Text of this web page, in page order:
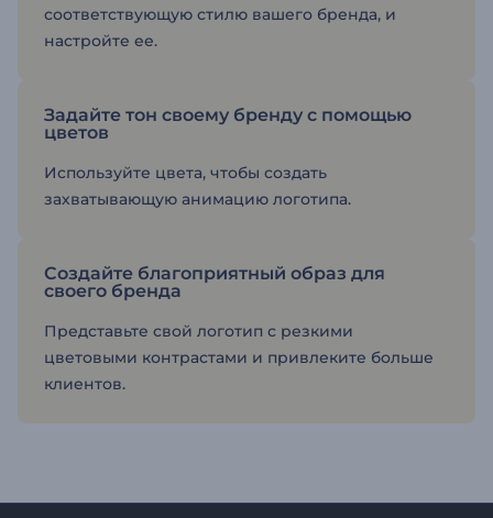
соответствующую стилю вашего бренда, и
настройте ее.
Задайте тон своему бренду с помощью
цветов
Используйте цвета, чтобы создать
захватывающую анимацию логотипа.
Создайте благоприятный образ для
своего бренда
Представьте свой логотип с резкими
цветовыми контрастами и привлеките больше
клиентов.